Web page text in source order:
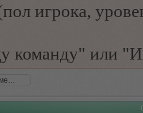
игрока,
команду" или